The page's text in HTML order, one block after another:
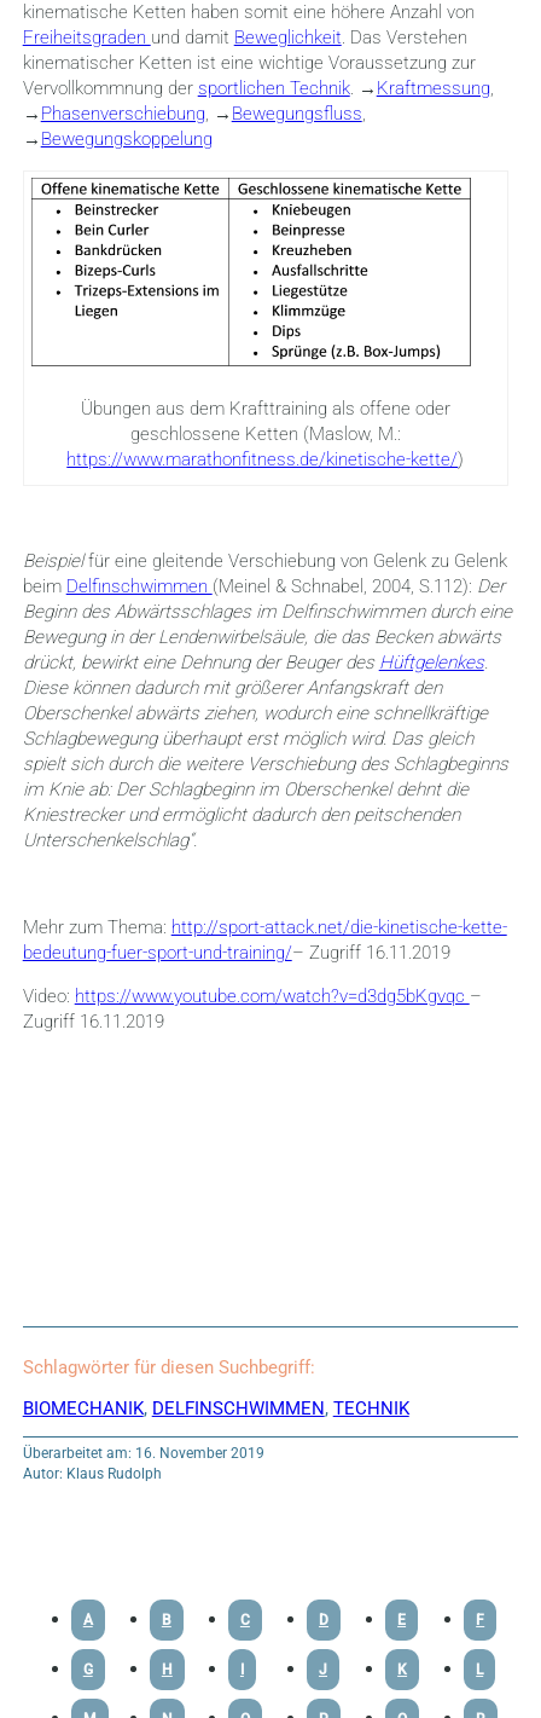
kinematische Ketten haben somit eine höhere Anzahl von
Freiheitsgraden und damit Beweglichkeit. Das Verstehen
kinematischer Ketten ist eine wichtige Voraussetzung zur
Vervollkommnung der sportlichen Technik. → Kraftmessung,
→ Phasenverschiebung, → Bewegungsfluss,
→ Bewegungskoppelung
Übungen aus dem Krafttraining als offene oder
geschlossene Ketten (Maslow, M.:
https://www.marathonfitness.de/kinetische-kette/)
Beispielfür eine gleitende Verschiebung von Gelenk zu Gelenk
beim Delfinschwimmen (Meinel & Schnabel, 2004, S.112): Der
Beginn des Abwärtsschlages im Delfinschwimmen durch eine
Bewegung in der Lendenwirbelsäule, die das Becken abwärts
drückt, bewirkt eine Dehnung der Beuger des Hüftgelenkes.
Diese können dadurch mit größerer Anfangskraft den
Oberschenkel abwärts ziehen, wodurch eine schnellkräftige
Schlagbewegung überhaupt erst möglich wird. Das gleich
spielt sich durch die weitere Verschiebung des Schlagbeginns
im Knie ab: Der Schlagbeginn im Oberschenkel dehnt die
Kniestrecker und ermöglicht dadurch den peitschenden
Unterschenkelschlag“.
Mehr zum Thema: http://sport-attack.net/die-kinetische-kette-
bedeutung-fuer-sport-und-training/– Zugriff 16.11.2019
Video: https://www.youtube.com/watch?v=d3dg5bKgvqc –
Zugriff 16.11.2019
Schlagwörter für diesen Suchbegriff:
BIOMECHANIK, DELFINSCHWIMMEN, TECHNIK
Überarbeitet am: 16. November 2019
Autor: Klaus Rudolph
A B C D E F
G H I J K L